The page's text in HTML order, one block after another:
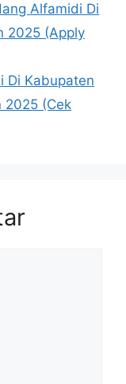
Alfamidi Di
2025 (Apply
Di Kabupaten
2025 (Cek